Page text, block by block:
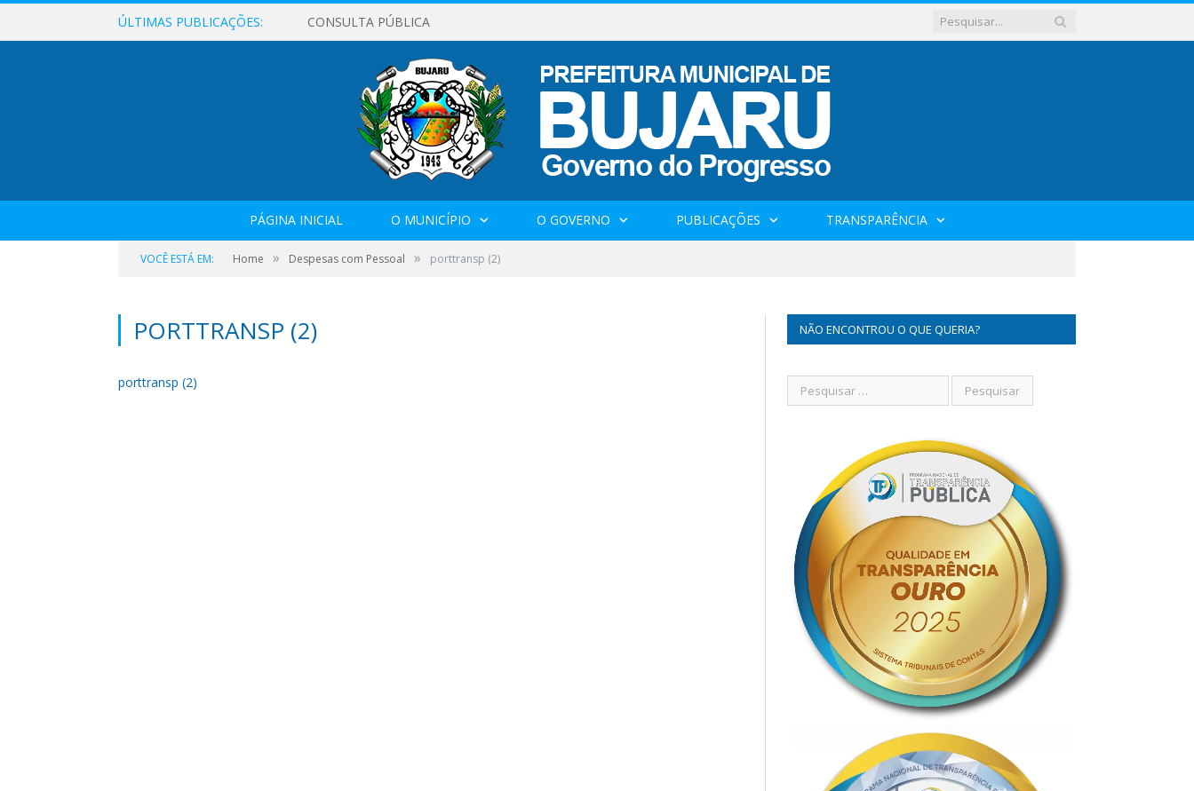
ÚLTIMAS PUBLICAÇÕES: CONSULTA PÚBLICA
PÁGINA INICIAL O MUNICÍPIO O GOVERNO PUBLICAÇÕES TRANSPARÊNCIA
VOCÊ ESTÁ EM: Home » Despesas com Pessoal » porttransp (2)
PORTTRANSP (2)
porttransp (2)
NÃO ENCONTROU O QUE QUERIA?